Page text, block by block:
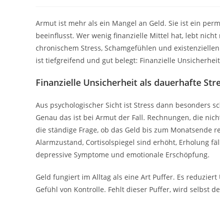
Armut ist mehr als ein Mangel an Geld. Sie ist ein
beeinflusst. Wer wenig finanzielle Mittel hat, lebt
chronischem Stress, Schamgefühlen und
ist tiefgreifend und gut belegt: Finanzielle
Finanzielle Unsicherheit als dauerhafte
Aus psychologischer Sicht ist Stress dann besonders
Genau das ist bei Armut der Fall. Rechnungen, die
die ständige Frage, ob das Geld bis zum Monatsende
Alarmzustand, Cortisolspiegel sind erhöht, Erholung
depressive Symptome und emotionale Erschöpfung.
Geld fungiert im Alltag als eine Art Puffer. Es
Gefühl von Kontrolle. Fehlt dieser Puffer, wird selbst